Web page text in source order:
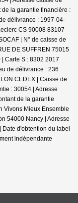
de la garantie financière :
délivrance : 1997-04-
CS 90008 83107
| N° de caisse de
DE SUFFREN 75015
Carte S : 8302 2017
de délivrance : 236
CEDEX | Caisse de
: 30054 | Adresse
de la garantie
Vivons Mieux Ensemble
54000 Nancy | Adresse
| Date d'obtention du label
indépendante